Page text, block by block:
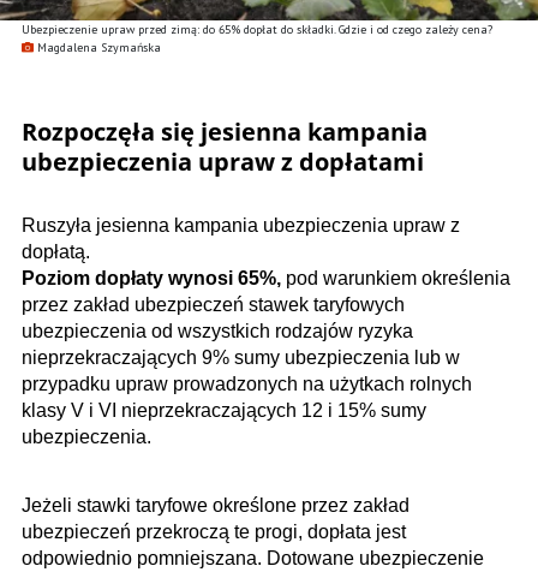
Ubezpieczenie upraw przed zimą: do 65% dopłat do składki. Gdzie i od czego zależy cena?
Magdalena Szymańska
Rozpoczęła się jesienna kampania
ubezpieczenia upraw z dopłatami
Ruszyła jesienna kampania ubezpieczenia upraw z
dopłatą.
Poziom dopłaty wynosi 65%, pod warunkiem określenia
przez zakład ubezpieczeń stawek taryfowych
ubezpieczenia od wszystkich rodzajów ryzyka
nieprzekraczających 9% sumy ubezpieczenia lub w
przypadku upraw prowadzonych na użytkach rolnych
klasy V i VI nieprzekraczających 12 i 15% sumy
ubezpieczenia.
Jeżeli stawki taryfowe określone przez zakład
ubezpieczeń przekroczą te progi, dopłata jest
odpowiednio pomniejszana. Dotowane ubezpieczenie